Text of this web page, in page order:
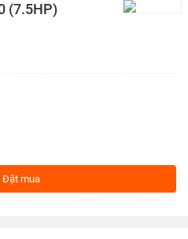
(7.5HP)
Đặt mua